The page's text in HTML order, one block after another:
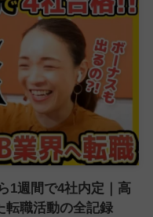
1週間で4社内定｜高
転職活動の全記録